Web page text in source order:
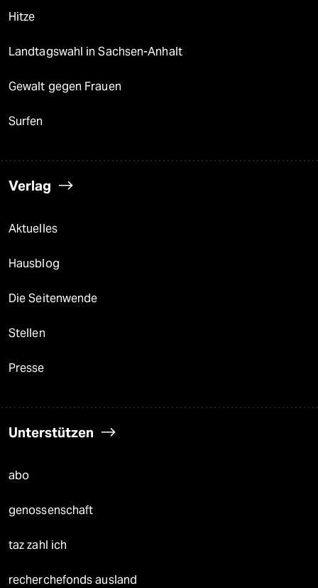
Hitze
Landtagswahl in Sachsen-Anhalt
Gewalt gegen Frauen
Surfen
Verlag
Aktuelles
Hausblog
Die Seitenwende
Stellen
Presse
Unterstützen
abo
genossenschaft
taz zahl ich
recherchefonds ausland